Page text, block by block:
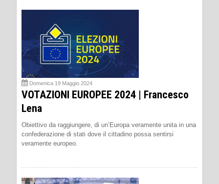
Domenica 19 Maggio 2024
VOTAZIONI EUROPEE 2024 | Francesco
Lena
Obiettivo da raggiungere, di un’Europa veramente unita in una
confederazione di stati dove il cittadino possa sentirsi
veramente europeo.